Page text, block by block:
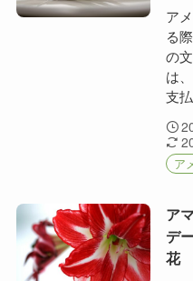
ア
る
の
は
支
ア
ア
デ
花